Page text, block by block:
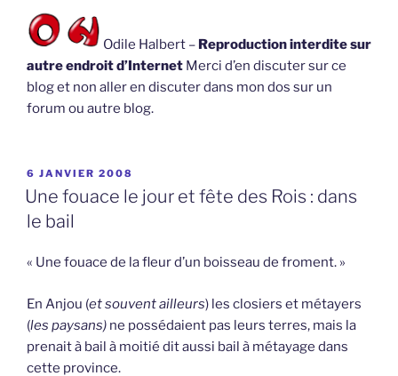
Odile Halbert – Reproduction interdite sur
autre endroit d’Internet Merci d’en discuter sur ce
blog et non aller en discuter dans mon dos sur un
forum ou autre blog.
PUBLIÉ
LE
6 JANVIER 2008
Une fouace le jour et fête des Rois : dans
le bail
« Une fouace de la fleur d’un boisseau de froment. »
En Anjou (et souvent ailleurs) les closiers et métayers
(les paysans) ne possédaient pas leurs terres, mais la
prenait à bail à moitié dit aussi bail à métayage dans
cette province.